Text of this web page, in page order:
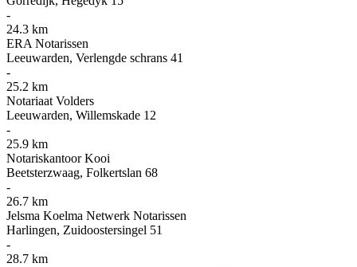
-
24.3 km
ERA Notarissen
Leeuwarden, Verlengde schrans 41
-
25.2 km
Notariaat Volders
Leeuwarden, Willemskade 12
-
25.9 km
Notariskantoor Kooi
Beetsterzwaag, Folkertslan 68
-
26.7 km
Jelsma Koelma Netwerk Notarissen
Harlingen, Zuidoostersingel 51
-
28.7 km